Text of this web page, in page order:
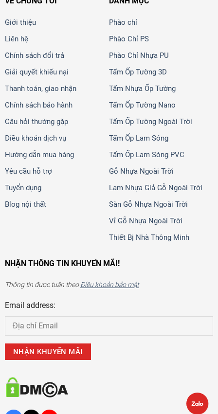
Giới thiệu
Liên hệ
Chính sách đổi trả
Giải quyết khiếu nại
Thanh toán, giao nhận
Chính sách bảo hành
Câu hỏi thường gặp
Điều khoản dịch vụ
Hướng dẫn mua hàng
Yêu cầu hỗ trợ
Tuyển dụng
Blog nội thất
Phào chỉ
Phào Chỉ PS
Phào Chỉ Nhựa PU
Tấm Ốp Tường 3D
Tấm Nhựa Ốp Tường
Tấm Ốp Tường Nano
Tấm Ốp Tường Ngoài Trời
Tấm Ốp Lam Sóng
Tấm Ốp Lam Sóng PVC
Gỗ Nhựa Ngoài Trời
Lam Nhựa Giả Gỗ Ngoài Trời
Sàn Gỗ Nhựa Ngoài Trời
Vỉ Gỗ Nhựa Ngoài Trời
Thiết Bị Nhà Thông Minh
NHẬN THÔNG TIN KHUYẾN MÃI!
Thông tin được tuân theoĐiều khoản bảo mật
Email address: